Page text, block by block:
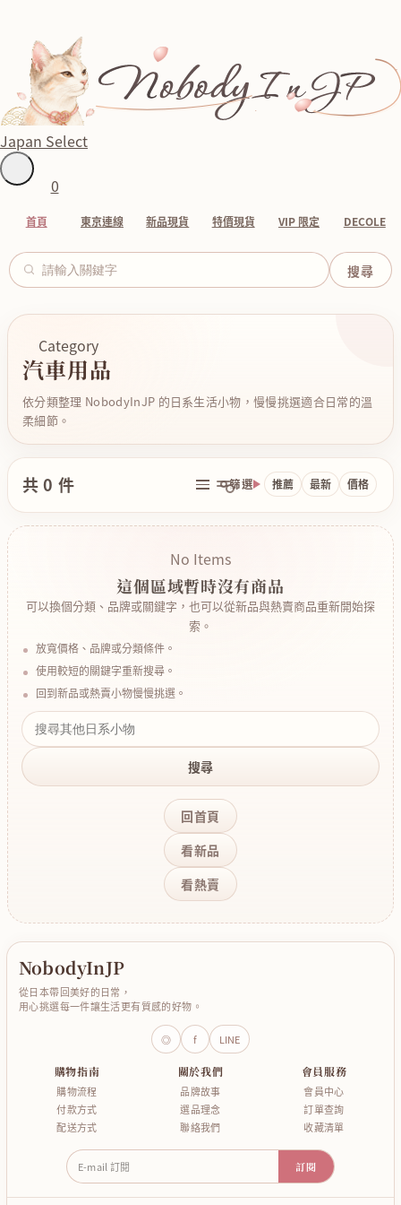
Japan Select
0
首頁 東京連線 新品現貨 特價現貨 VIP 限定 DECOLE
Category
汽車用品
依分類整理 NobodyInJP 的日系生活小物，慢慢挑選適合日常的溫
柔細節。
共 0 件 篩選 推薦 最新 價格
No Items
這個區域暫時沒有商品
可以換個分類、品牌或關鍵字，也可以從新品與熱賣商品重新開始探
索。
放寬價格、品牌或分類條件。
使用較短的關鍵字重新搜尋。
回到新品或熱賣小物慢慢挑選。
搜尋
回首頁
看新品
看熱賣
NobodyInJP
從日本帶回美好的日常，
用心挑選每一件讓生活更有質感的好物。
◎ f LINE
購物指南
購物流程
付款方式
配送方式
關於我們
品牌故事
選品理念
聯絡我們
會員服務
會員中心
訂單查詢
收藏清單
E-mail 訂閱 訂閱